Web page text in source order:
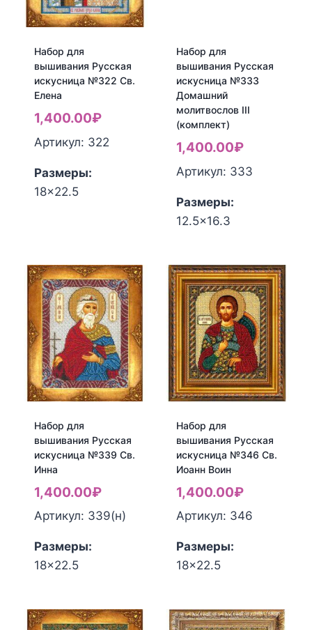
Св.
Трифон
Набор для
вышивания Русская
искусница №322 Св.
Елена
1,400.00₽
Артикул: 322
вышивания
Русская
искусница
№322
Св.
Елена
Размеры:
18x22.5
Набор для
вышивания Русская
искусница №333
Домашний
молитвослов III
(комплект)
1,400.00₽
Артикул: 333
Набор
для
вышивания
Русская
искусница
№333
Домашний
молитвослов
III
(комплект)
Размеры:
12.5x16.3
Набор для
вышивания Русская
искусница №339 Св.
Инна
1,400.00₽
Артикул: 339(н)
Набор
Размеры:
18x22.5
Набор для
вышивания Русская
искусница №346 Св.
Иоанн Воин
1,400.00₽
Артикул: 346
Набор
Размеры:
18x22.5